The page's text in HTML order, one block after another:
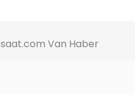
Van Haber